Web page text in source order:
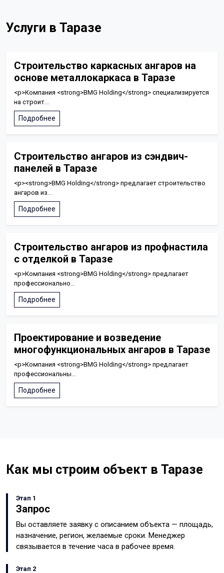
Услуги в Таразе
Строительство каркасных ангаров на
основе металлокаркаса в Таразе
<p>Компания <strong>BMG Holding</strong> специализируется
на строит...
Подробнее
Строительство ангаров из сэндвич-
панелей в Таразе
<p><strong>BMG Holding</strong> предлагает строительство
ангаров из...
Подробнее
Строительство ангаров из профнастила
с отделкой в Таразе
<p>Компания <strong>BMG Holding</strong> предлагает
профессионально...
Подробнее
Проектирование и возведение
многофункциональных ангаров в Таразе
<p>Компания <strong>BMG Holding</strong> предлагает
профессиональны...
Подробнее
Как мы строим объект в Таразе
Этап 1
Запрос
Вы оставляете заявку с описанием объекта — площадь,
назначение, регион, желаемые сроки. Менеджер
связывается в течение часа в рабочее время.
Этап 2